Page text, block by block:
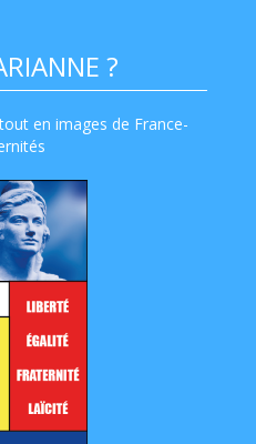
?
en images de France-